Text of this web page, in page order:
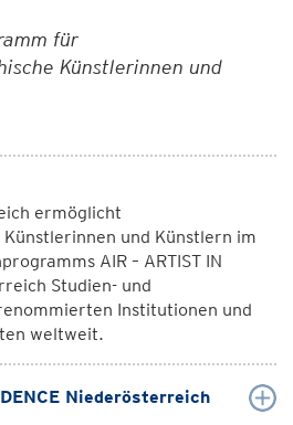
für
Künstlerinnen und
ermöglicht
und Künstlern im
AIR – ARTIST IN
Studien- und
Institutionen und
weltweit.
Niederösterreich